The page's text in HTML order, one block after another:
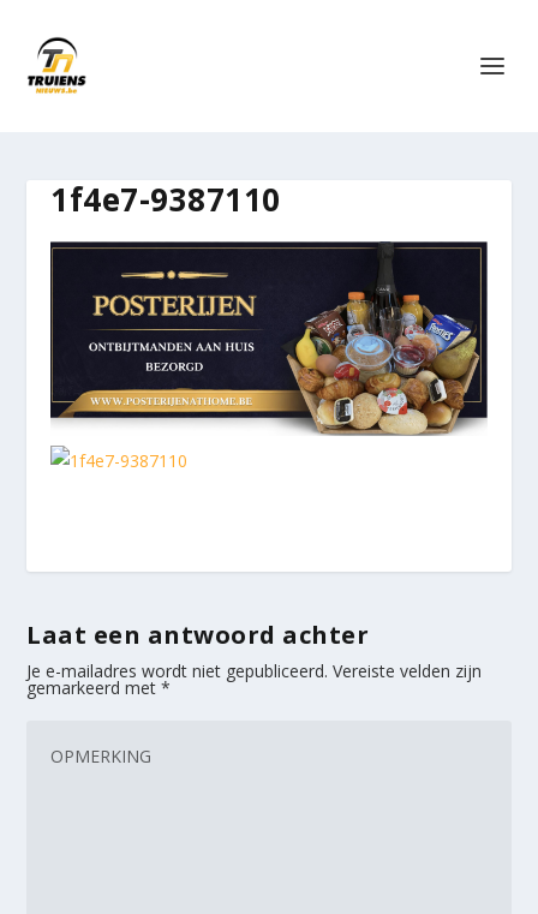
1f4e7-9387110
Laat een antwoord achter
Je e-mailadres wordt niet gepubliceerd. Vereiste velden zijn
gemarkeerd met*